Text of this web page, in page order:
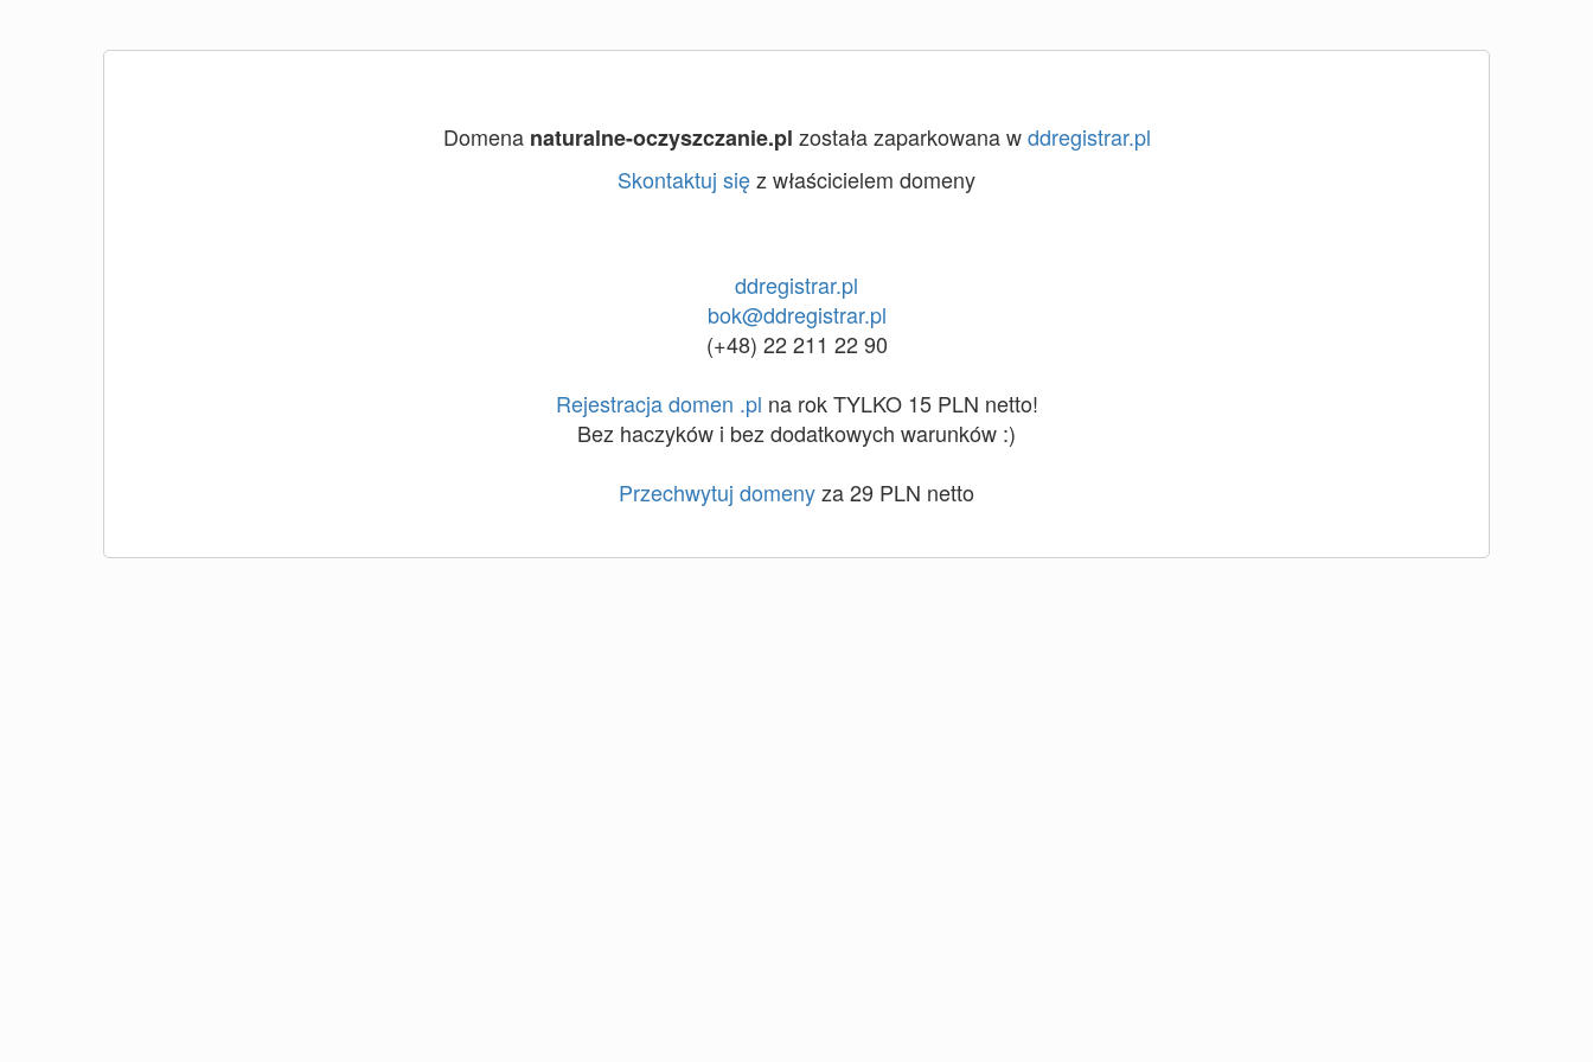
Domena naturalne-oczyszczanie.pl została zaparkowana wddregistrar.pl
Skontaktuj sięz właścicielem domeny
ddregistrar.pl
bok@ddregistrar.pl
(+48) 22 211 22 90
Rejestracja domen .pl na rok TYLKO 15 PLN netto!
Bez haczyków i bez dodatkowych warunków :)
Przechwytuj domenyza 29 PLN netto